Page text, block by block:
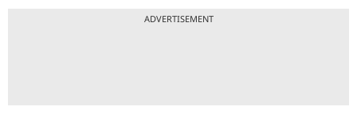
ADVERTISEMENT